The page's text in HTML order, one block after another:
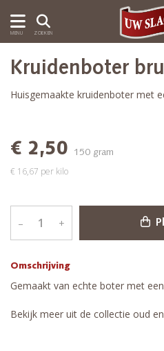
MENU ZOEKEN
Omschrijving
Gemaakt van echte boter met
Kruidenboter
Huisgemaakte kruidenboter met
€ 2,50 150 gram
€ 16,67 per kilo
– +
Bekijk meer uit de collectie oud